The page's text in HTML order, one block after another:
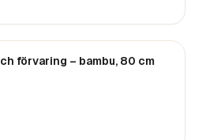
förvaring – bambu, 80 cm